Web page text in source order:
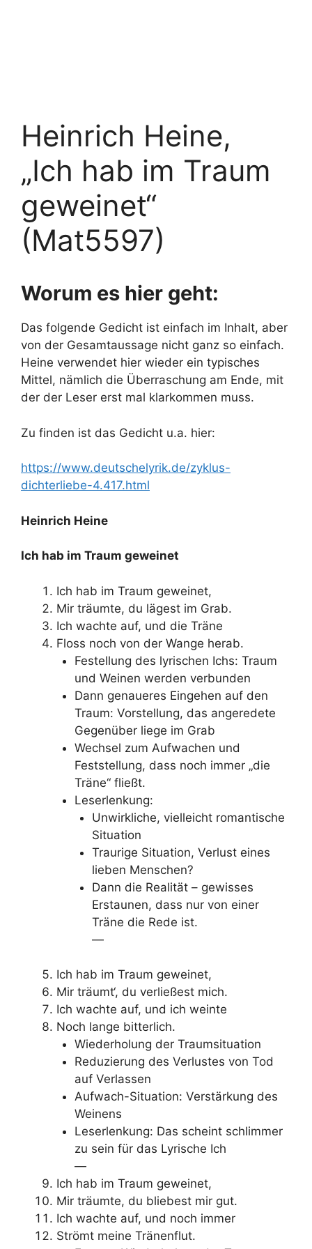
Heinrich Heine,
„Ich hab im Traum
geweinet“
(Mat5597)
Worum es hier geht:
Das folgende Gedicht ist einfach im Inhalt, aber
von der Gesamtaussage nicht ganz so einfach.
Heine verwendet hier wieder ein typisches
Mittel, nämlich die Überraschung am Ende, mit
der der Leser erst mal klarkommen muss.
Zu finden ist das Gedicht u.a. hier:
https://www.deutschelyrik.de/zyklus-
dichterliebe-4.417.html
Heinrich Heine
Ich hab im Traum geweinet
Ich hab im Traum geweinet,
Mir träumte, du lägest im Grab.
Ich wachte auf, und die Träne
Floss noch von der Wange herab.
Festellung des lyrischen Ichs: Traum
und Weinen werden verbunden
Dann genaueres Eingehen auf den
Traum: Vorstellung, das angeredete
Gegenüber liege im Grab
Wechsel zum Aufwachen und
Feststellung, dass noch immer „die
Träne“ fließt.
Leserlenkung:
Unwirkliche, vielleicht romantische
Situation
Traurige Situation, Verlust eines
lieben Menschen?
Dann die Realität – gewisses
Erstaunen, dass nur von einer
Träne die Rede ist.
—
Ich hab im Traum geweinet,
Mir träumt‘, du verließest mich.
Ich wachte auf, und ich weinte
Noch lange bitterlich.
Wiederholung der Traumsituation
Reduzierung des Verlustes von Tod
auf Verlassen
Aufwach-Situation: Verstärkung des
Weinens
Leserlenkung: Das scheint schlimmer
zu sein für das Lyrische Ich
—
Ich hab im Traum geweinet,
Mir träumte, du bliebest mir gut.
Ich wachte auf, und noch immer
Strömt meine Tränenflut.